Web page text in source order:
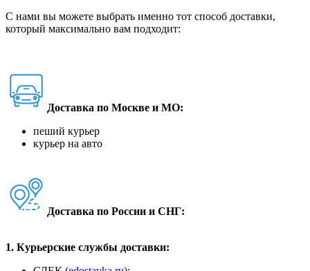
С нами вы можете выбрать именно тот способ доставки,
который максимально вам подходит:
Доставка по Москве и МО:
пеший курьер
курьер на авто
Доставка по России и СНГ:
1. Курьерские службы доставки: